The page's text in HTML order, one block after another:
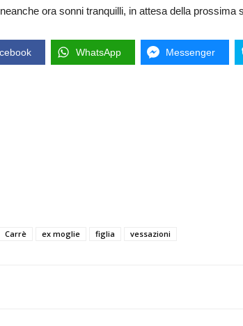
ora sonni tranquilli, in attesa della prossima
WhatsApp Messenger
Carrè ex moglie figlia vessazioni